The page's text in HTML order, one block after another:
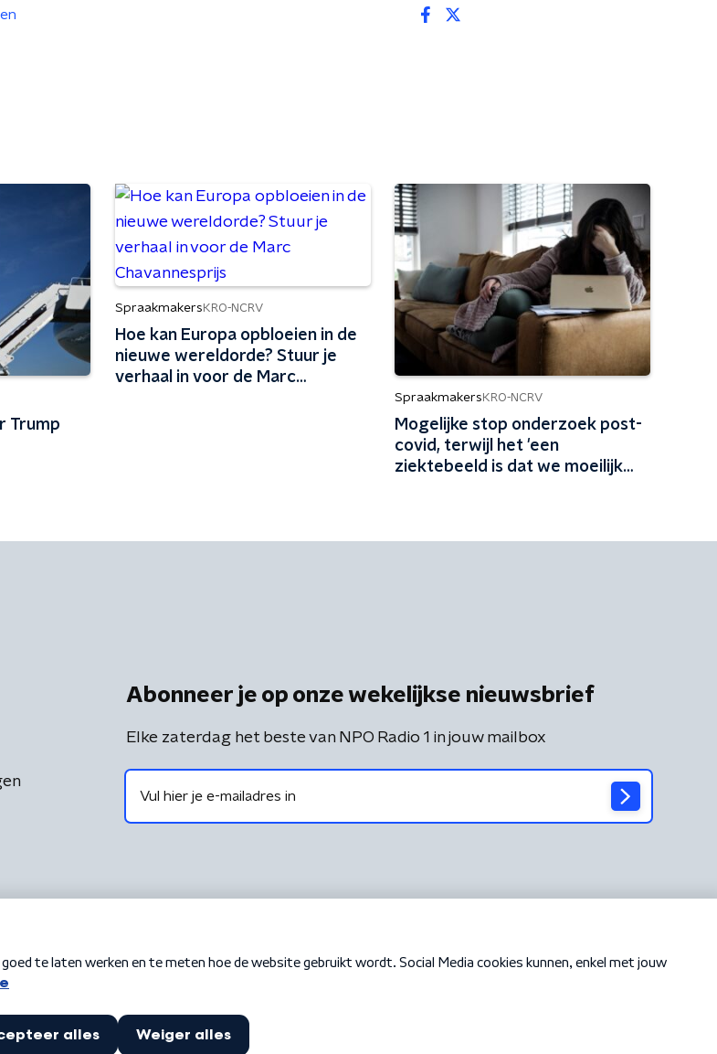
Trump
Spraakmakers KRO-NCRV
Hoe kan Europa opbloeien in de
nieuwe wereldorde? Stuur je
verhaal in voor de Marc
Spraakmakers KRO-NCRV
Mogelijke stop onderzoek post-
covid, terwijl het 'een
ziektebeeld is dat we moeilijk
Abonneer je op onze wekelijkse nieuwsbrief
Elke zaterdag het beste van NPO Radio 1 in jouw mailbox